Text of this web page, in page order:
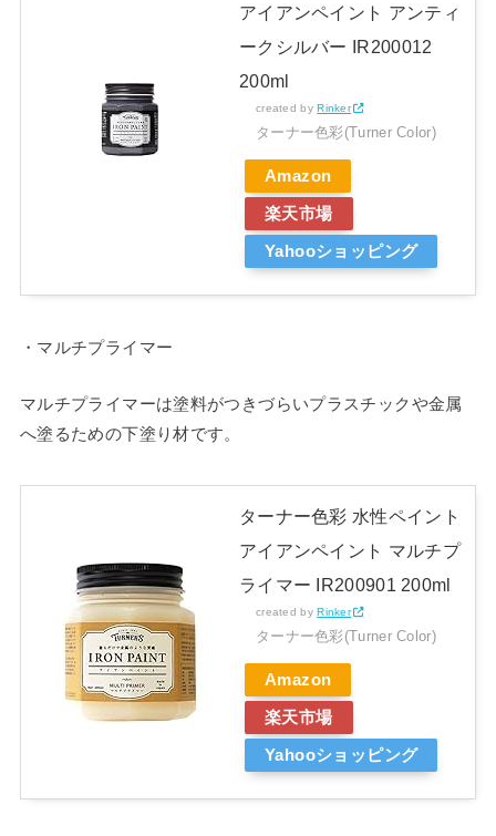
アイアンペイント アンティ
ークシルバー IR200012
200ml
created byRinker
ターナー色彩(Turner Color)
Amazon
楽天市場
Yahooショッピング
・マルチプライマー
マルチプライマーは塗料がつきづらいプラスチックや金属
へ塗るための下塗り材です。
ターナー色彩 水性ペイント
アイアンペイント マルチプ
ライマー IR200901 200ml
created byRinker
ターナー色彩(Turner Color)
Amazon
楽天市場
Yahooショッピング